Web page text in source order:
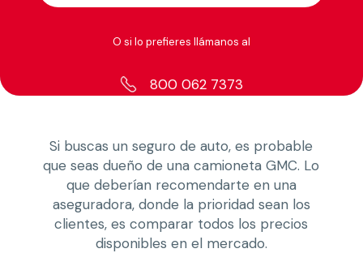
O si lo prefieres llámanos al
800 062 7373
Si buscas un seguro de auto, es probable
que seas dueño de una camioneta GMC. Lo
que deberían recomendarte en una
aseguradora, donde la prioridad sean los
clientes, es comparar todos los precios
disponibles en el mercado.